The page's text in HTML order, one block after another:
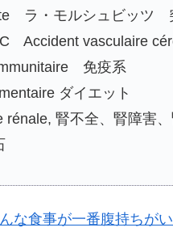
ラ・モルシュビッツ
Accident vasculaire
免疫系
ダイエット
rénale, 腎不全、腎障害
な食事が一番腹持ちが